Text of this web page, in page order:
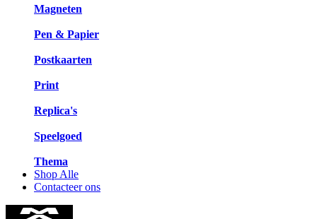
Magneten
Pen & Papier
Postkaarten
Print
Replica's
Speelgoed
Thema
Shop Alle
Contacteer ons